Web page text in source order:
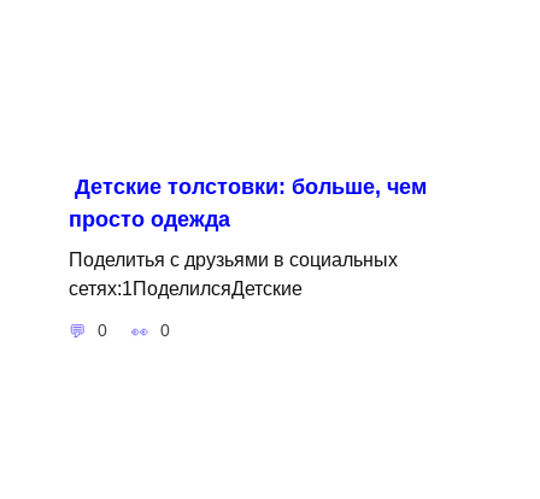
Детские толстовки: больше, чем
просто одежда
Поделитья с друзьями в социальных
сетях:1ПоделилсяДетские
0 0